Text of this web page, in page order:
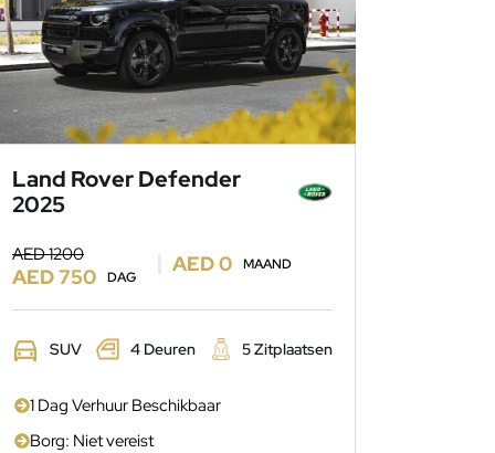
Land Rover Defender
2025
AED 1200
AED 750 DAG
AED 0 MAAND
SUV 4 Deuren 5 Zitplaatsen
1 Dag Verhuur Beschikbaar
Borg: Niet vereist